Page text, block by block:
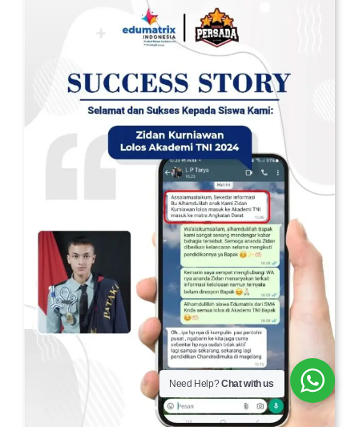
Need Help?Chat with us